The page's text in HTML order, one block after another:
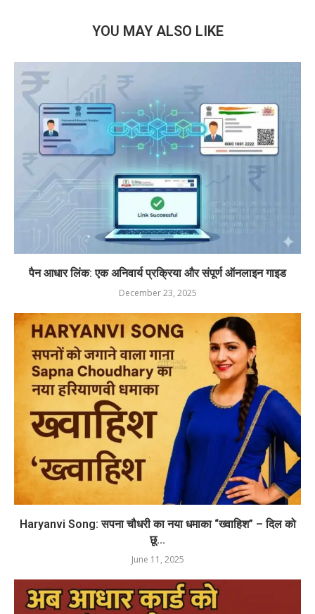
YOU MAY ALSO LIKE
पैन आधार लिंक: एक अनिवार्य प्रक्रिया और संपूर्ण ऑनलाइन गाइड
December 23, 2025
Haryanvi Song: सपना चौधरी का नया धमाका “ख्वाहिश” – दिल को
छू...
June 11, 2025